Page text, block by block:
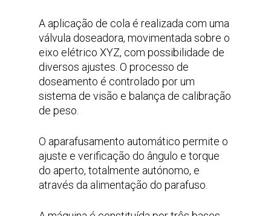
A aplicação de cola é realizada com uma
válvula doseadora, movimentada sobre o
eixo elétrico XYZ, com possibilidade de
diversos ajustes. O processo de
doseamento é controlado por um
sistema de visão e balança de calibração
de peso.
O aparafusamento automático permite o
ajuste e verificação do ângulo e torque
do aperto, totalmente autónomo, e
através da alimentação do parafuso.